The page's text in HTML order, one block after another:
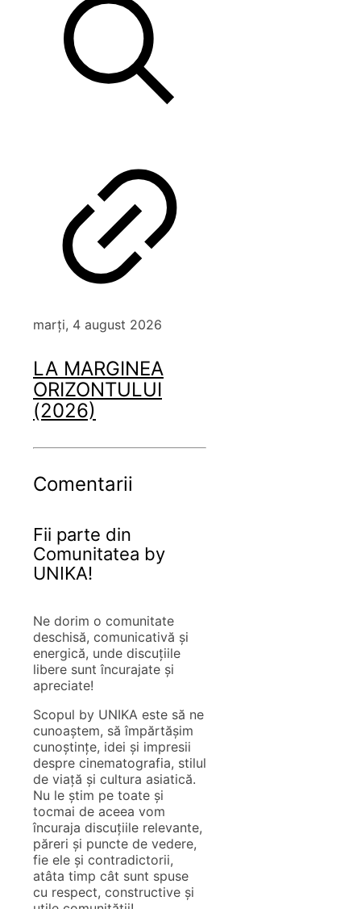
marți, 4 august 2026
LA MARGINEA
ORIZONTULUI
(2026)
Comentarii
Fii parte din
Comunitatea by
UNIKA!
Ne dorim o comunitate
deschisă, comunicativă și
energică, unde discuțiile
libere sunt încurajate și
apreciate!
Scopul by UNIKA este să ne
cunoaștem, să împărtășim
cunoștințe, idei și impresii
despre cinematografia, stilul
de viață și cultura asiatică.
Nu le știm pe toate și
tocmai de aceea vom
încuraja discuțiile relevante,
păreri și puncte de vedere,
fie ele și contradictorii,
atâta timp cât sunt spuse
cu respect, constructive și